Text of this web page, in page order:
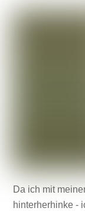
Da ich mit
hinterherhinke -